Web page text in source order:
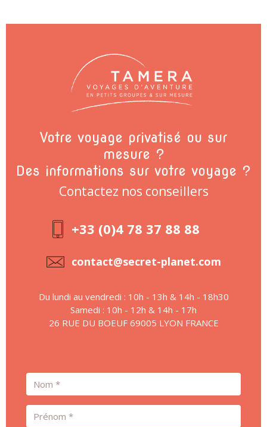
Votre voyage privatisé ou sur
mesure ?
Des informations sur votre voyage ?
Contactez nos conseillers
+33 (0)4 78 37 88 88
contact@secret-planet.com
Du lundi au vendredi : 10h - 13h & 14h - 18h30
Samedi : 10h - 12h & 14h - 17h
26 RUE DU BOEUF 69005 LYON FRANCE
Nom
Prénom